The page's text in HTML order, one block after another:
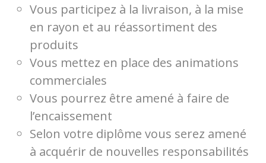
Vous participez à la livraison, à la mise
en rayon et au réassortiment des
produits
Vous mettez en place des animations
commerciales
Vous pourrez être amené à faire de
l’encaissement
Selon votre diplôme vous serez amené
à acquérir de nouvelles responsabilités